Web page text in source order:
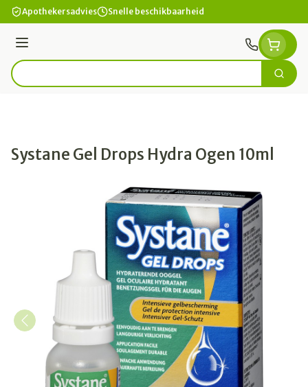
Ga naar de inhoud
Apothekersadvies Snelle beschikbaarheid
Menu
Product, merk, categorie... Zoek
Systane Gel Drops Hydra Ogen 10ml